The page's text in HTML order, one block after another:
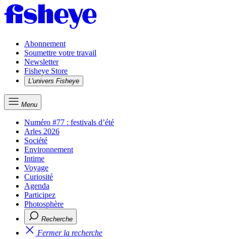
Abonnement
Soumettre votre travail
Newsletter
Fisheye Store
L'univers Fisheye
Menu
Numéro #77 : festivals d’été
Arles 2026
Société
Environnement
Intime
Voyage
Curiosité
Agenda
Participez
Photosphère
Recherche
Fermer la recherche